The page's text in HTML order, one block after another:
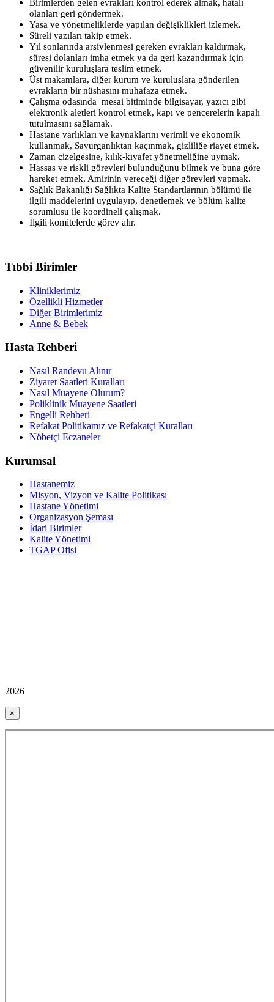
Birimlerden gelen evrakları kontrol ederek almak, hatalı
olanları geri göndermek.
Yasa ve yönetmeliklerde yapılan değişiklikleri izlemek.
Süreli yazıları takip etmek.
Yıl sonlarında arşivlenmesi gereken evrakları kaldırmak,
süresi dolanları imha etmek ya da geri kazandırmak için
güvenilir kuruluşlara teslim etmek.
Üst makamlara, diğer kurum ve kuruluşlara gönderilen
evrakların bir nüshasını muhafaza etmek.
Çalışma odasında mesai bitiminde bilgisayar, yazıcı gibi
elektronik aletleri kontrol etmek, kapı ve pencerelerin kapalı
tutulmasını sağlamak.
Hastane varlıkları ve kaynaklarını verimli ve ekonomik
kullanmak, Savurganlıktan kaçınmak, gizliliğe riayet etmek.
Zaman çizelgesine, kılık-kıyafet yönetmeliğine uymak.
Hassas ve riskli görevleri bulunduğunu bilmek ve buna göre
hareket etmek, Amirinin vereceği diğer görevleri yapmak.
Sağlık Bakanlığı Sağlıkta Kalite Standartlarının bölümü ile
ilgili maddelerini uygulayıp, denetlemek ve bölüm kalite
sorumlusu ile koordineli çalışmak.
İlgili komitelerde görev alır.
Tıbbi Birimler
Kliniklerimiz
Özellikli Hizmetler
Diğer Birimlerimiz
Anne & Bebek
Hasta Rehberi
Nasıl Randevu Alınır
Ziyaret Saatleri Kuralları
Nasıl Muayene Olurum?
Poliklinik Muayene Saatleri
Engelli Rehberi
Refakat Politikamız ve Refakatçi Kuralları
Nöbetçi Eczaneler
Kurumsal
Hastanemiz
Misyon, Vizyon ve Kalite Politikası
Hastane Yönetimi
Organizasyon Şeması
İdari Birimler
Kalite Yönetimi
TGAP Ofisi
2026
×